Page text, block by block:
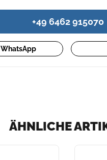
+49 6462 915070
WhatsApp
ÄHNLICHE